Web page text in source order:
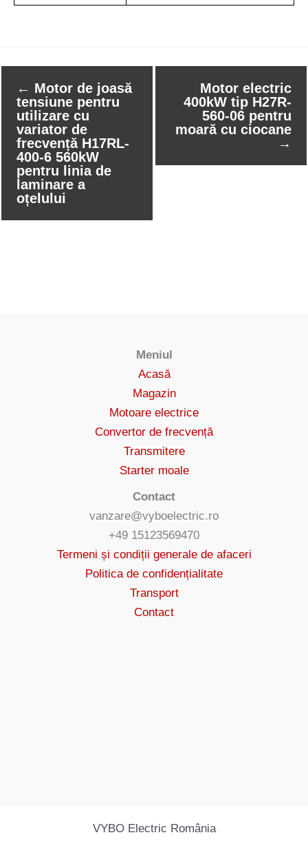
← Motor de joasă
tensiune pentru
utilizare cu
variator de
frecvență H17RL-
400-6 560kW
pentru linia de
laminare a
oțelului
Motor electric
400kW tip H27R-
560-06 pentru
moară cu ciocane
→
Meniul
Acasă
Magazin
Motoare electrice
Convertor de frecvență
Transmitere
Starter moale
Contact
vanzare@vyboelectric.ro
+49 15123569470
Termeni și condiții generale de afaceri
Politica de confidențialitate
Transport
Contact
VYBO Electric România